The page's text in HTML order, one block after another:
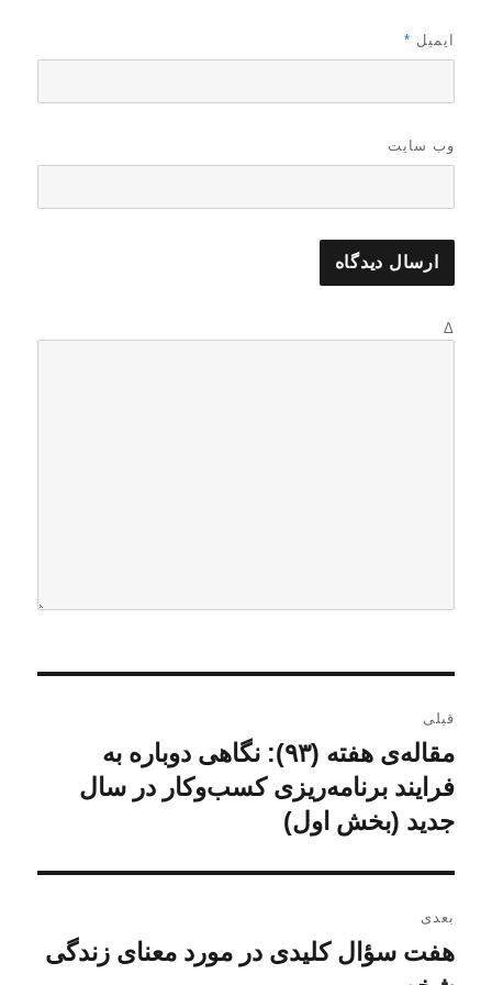
ایمیل *
وب‌ سایت
Δ
ه
ب
ر
ی
ن
قبلی
ن
و
ه
ل
مقاله‌ی هفته (۹۳): نگاهی دوباره به
فرایند برنامه‌ریزی کسب‌وکار در سال
جدید (بخش اول)
بعدی
ن
و
هفت سؤال کلیدی در مورد معنای زندگی